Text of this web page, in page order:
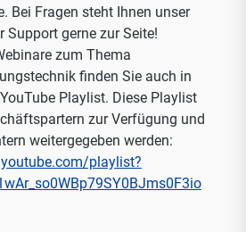
Bei Fragen steht Ihnen unser
Support gerne zur Seite!
zum Thema
finden Sie auch in
Playlist. Diese Playlist
zur Verfügung und
weitergegeben werden:
playlist?